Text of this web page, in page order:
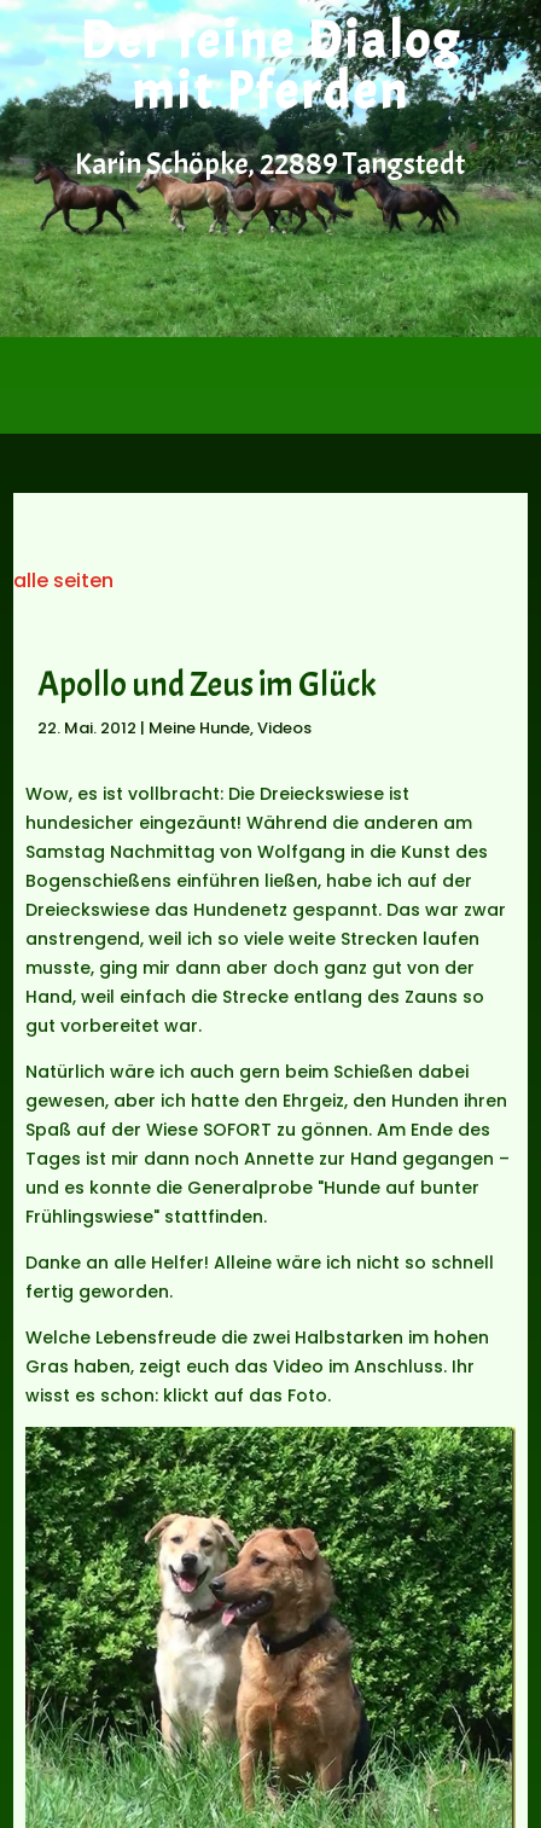
Der feine Dialog
mit Pferden
Karin Schöpke, 22889 Tangstedt
alle seiten
Apollo und Zeus im Glück
22. Mai. 2012 | Meine Hunde,Videos
Wow, es ist vollbracht: Die Dreieckswiese ist
hundesicher eingezäunt! Während die anderen am
Samstag Nachmittag von Wolfgang in die Kunst des
Bogenschießens einführen ließen, habe ich auf der
Dreieckswiese das Hundenetz gespannt. Das war zwar
anstrengend, weil ich so viele weite Strecken laufen
musste, ging mir dann aber doch ganz gut von der
Hand, weil einfach die Strecke entlang des Zauns so
gut vorbereitet war.
Natürlich wäre ich auch gern beim Schießen dabei
gewesen, aber ich hatte den Ehrgeiz, den Hunden ihren
Spaß auf der Wiese SOFORT zu gönnen. Am Ende des
Tages ist mir dann noch Annette zur Hand gegangen –
und es konnte die Generalprobe "Hunde auf bunter
Frühlingswiese" stattfinden.
Danke an alle Helfer! Alleine wäre ich nicht so schnell
fertig geworden.
Welche Lebensfreude die zwei Halbstarken im hohen
Gras haben, zeigt euch das Video im Anschluss. Ihr
wisst es schon: klickt auf das Foto.